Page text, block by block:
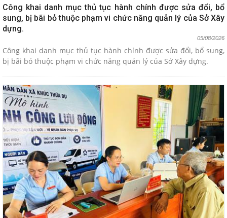
Công khai danh mục thủ tục hành chính được sửa đổi, bổ
sung, bị bãi bỏ thuộc phạm vi chức năng quản lý của Sở Xây
dựng.
05/08/2026
Công khai danh mục thủ tục hành chính được sửa đổi, bổ sung,
bị bãi bỏ thuộc phạm vi chức năng quản lý của Sở Xây dựng.